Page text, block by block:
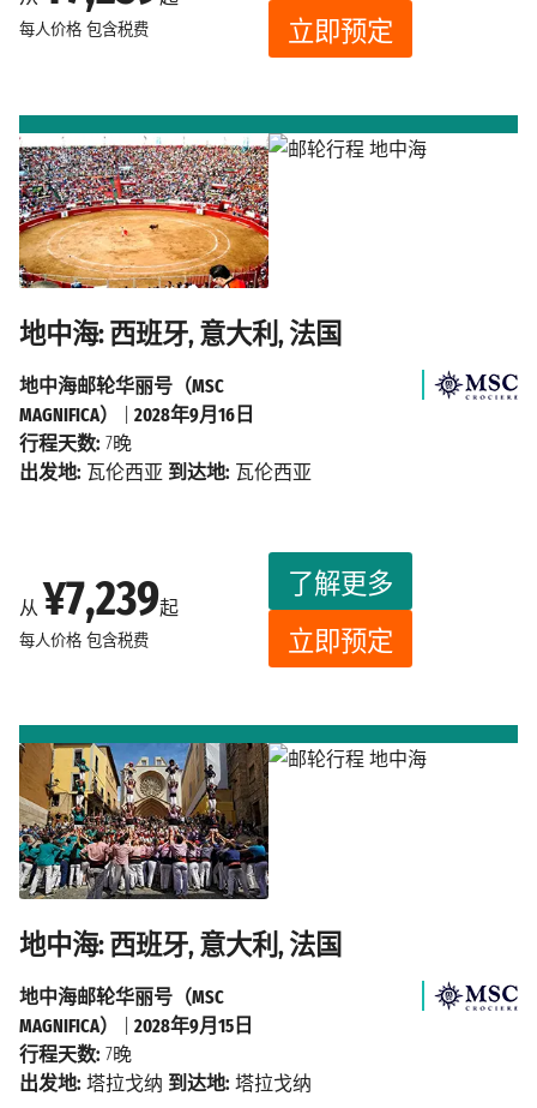
每人价格 包含税费 立即预定
地中海: 西班牙, 意大利, 法国
从 ¥7,239起
每人价格 包含税费
了解更多
立即预定
地中海邮轮华丽号（MSC
MAGNIFICA）
2028年9月16日
行程天数: 7晚
出发地: 瓦伦西亚 到达地: 瓦伦西亚
地中海: 西班牙, 意大利, 法国
地中海邮轮华丽号（MSC
MAGNIFICA）
2028年9月15日
行程天数: 7晚
出发地: 塔拉戈纳 到达地: 塔拉戈纳